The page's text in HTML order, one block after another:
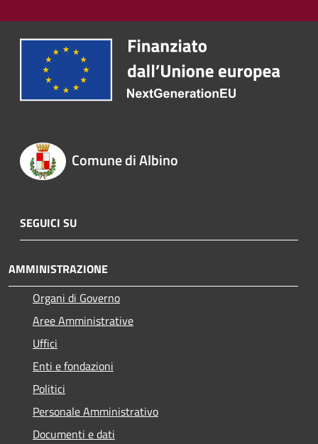
Comune di Albino
SEGUICI SU
AMMINISTRAZIONE
Organi di Governo
Aree Amministrative
Uffici
Enti e fondazioni
Politici
Personale Amministrativo
Documenti e dati